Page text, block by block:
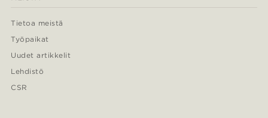
Tietoa meistä
Työpaikat
Uudet artikkelit
Lehdistö
CSR